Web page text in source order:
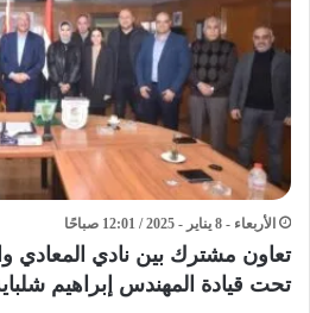
الأربعاء - 8 يناير - 2025 / 12:01 صباحًا
تعاون مشترك بين نادي المعادي
تحت قيادة المهندس إبراهيم